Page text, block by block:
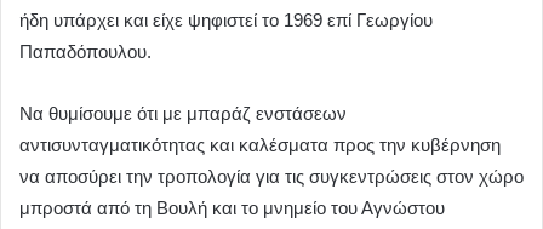
ήδη υπάρχει και είχε ψηφιστεί το 1969 επί Γεωργίου
Παπαδόπουλου.
Να θυμίσουμε ότι με μπαράζ ενστάσεων
αντισυνταγματικότητας και καλέσματα προς την κυβέρνηση
να αποσύρει την τροπολογία για τις συγκεντρώσεις στον χώρο
μπροστά από τη Βουλή και το μνημείο του Αγνώστου